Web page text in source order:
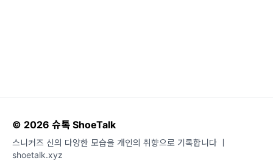
© 2026 슈톡 ShoeTalk
스니커즈 신의 다양한 모습을 개인의 취향으로 기록합니다 ㅣ
shoetalk.xyz